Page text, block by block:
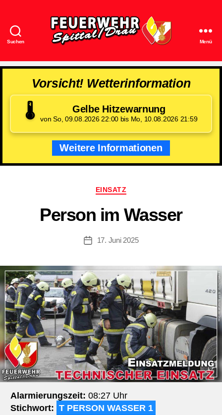
Suchen
Spittal/Drau
Menü
Vorsicht! Wetterinformation
🌡️ Gelbe Hitzewarnung
von So, 09.08.2026 22:00 bis Mo, 10.08.2026 21:59
Weitere Informationen
Kategorien
EINSATZ
Person im Wasser
Beitragsdatum
17. Juni 2025
Alarmierungszeit: 08:27 Uhr
Stichwort: T PERSON WASSER 1